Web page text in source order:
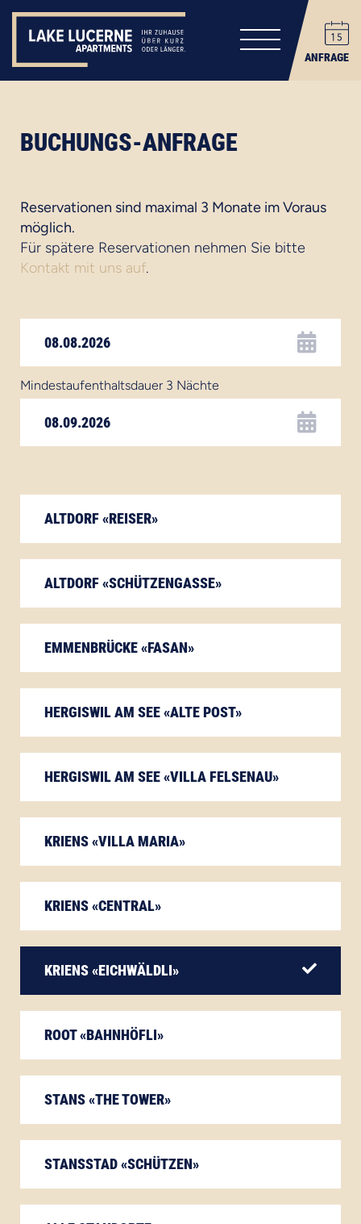
ANFRAGE
BUCHUNGS-ANFRAGE
Reservationen sind maximal 3 Monate im Voraus
möglich.
Für spätere Reservationen nehmen Sie bitte
Kontakt mit uns auf.
Mindestaufenthaltsdauer 3 Nächte
ALTDORF «REISER»
ALTDORF «SCHÜTZENGASSE»
EMMENBRÜCKE «FASAN»
HERGISWIL AM SEE «ALTE POST»
HERGISWIL AM SEE «VILLA FELSENAU»
KRIENS «VILLA MARIA»
KRIENS «CENTRAL»
KRIENS «EICHWÄLDLI»
ROOT «BAHNHÖFLI»
STANS «THE TOWER»
STANSSTAD «SCHÜTZEN»